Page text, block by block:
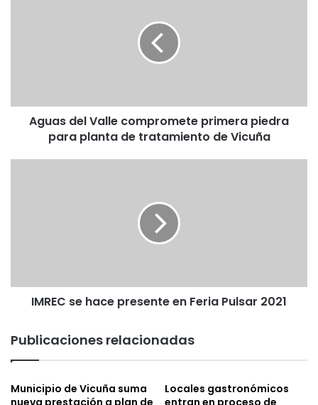
de
tratamiento
Aguas del Valle compromete primera piedra
para planta de tratamiento de Vicuña
IMREC se hace presente en Feria Pulsar 2021
Publicaciones relacionadas
Municipio de Vicuña suma
Locales gastronómicos